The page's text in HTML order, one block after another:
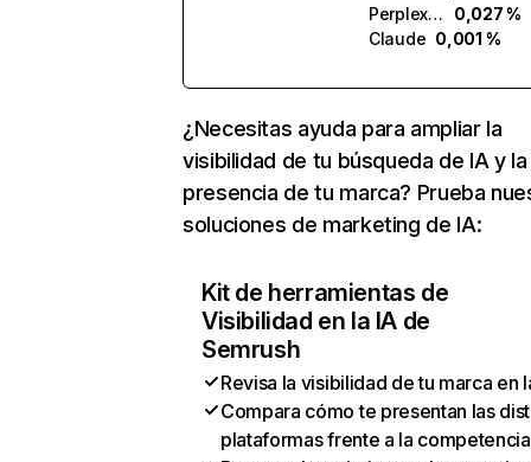
Perplexity
0,027 %
Claude 0,001 %
¿Necesitas ayuda para ampliar la
visibilidad de tu búsqueda de IA y la
presencia de tu marca? Prueba
soluciones de marketing de IA:
Kit de herramientas de
Visibilidad en la IA de
Semrush
Revisa la visibilidad de tu marca en
Compara cómo te presentan las
plataformas frente a la competencia